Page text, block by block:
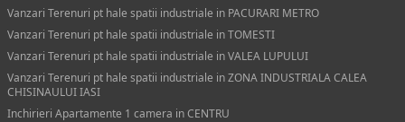
Vanzari Terenuri pt hale spatii industriale in PACURARI METRO
Vanzari Terenuri pt hale spatii industriale in TOMESTI
Vanzari Terenuri pt hale spatii industriale in VALEA LUPULUI
Vanzari Terenuri pt hale spatii industriale in ZONA INDUSTRIALA CALEA
CHISINAULUI IASI
Inchirieri Apartamente 1 camera in CENTRU